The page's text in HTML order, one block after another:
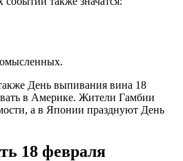
День выпивания вина 18
в Америке. Жители Гамбии
а в Японии празднуют День
18 февраля